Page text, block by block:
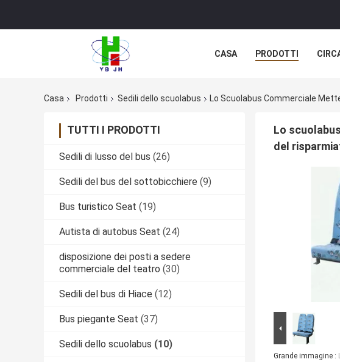
CASA PRODOTTI
Casa Prodotti Sedili dello scuolabus Lo Scuolabus Commerciale
TUTTI I PRODOTTI
Sedili di lusso del bus (26)
Sedili del bus del sottobicchiere (9)
Bus turistico Seat (19)
Autista di autobus Seat (24)
disposizione dei posti a sedere
commerciale del teatro (30)
Sedili del bus di Hiace (12)
Bus piegante Seat (37)
Sedili dello scuolabus (10)
Lo
del
Grande immagine :